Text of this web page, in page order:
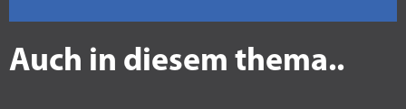
Auch in diesem thema..